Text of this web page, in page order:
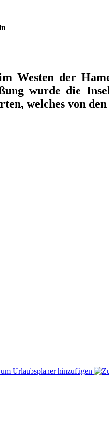
Westen der
wurde die
welches von